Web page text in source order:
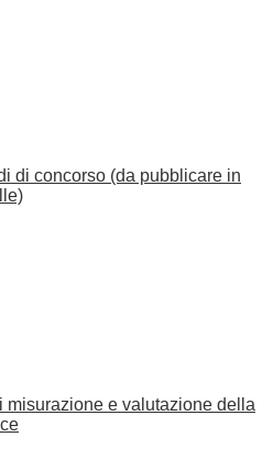
di concorso (da pubblicare in
misurazione e valutazione della